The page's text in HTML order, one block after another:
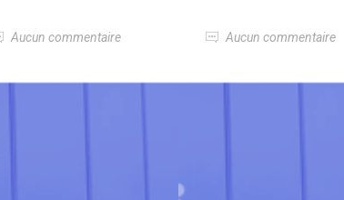
Aucun commentaire Aucun commentaire